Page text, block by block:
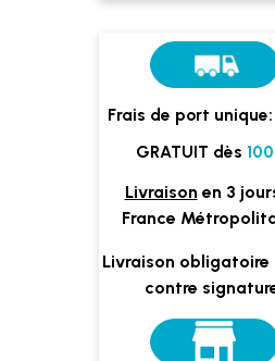
Frais de port unique:
GRATUIT dès
Livraison en 3
France
Livraison obligatoire
contre